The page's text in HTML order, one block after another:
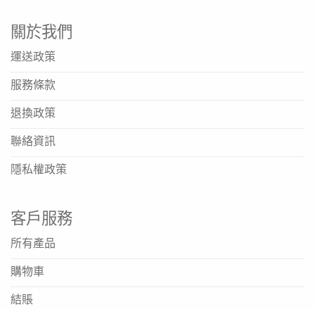
能量: 每支提供2千卡
特色成分: 添加膳食纖維
產地資訊: 品牌總部位於德國，香港由Fresenius Kabi
Asia Pacific Ltd. 及 Fresenius Kabi Hong Kong Ltd.
https://www.fresenius-kabi.com/hk
https://fresenius-kabi.com/hk
Fresenius Kabi 2kcal 營養奶適合哪些人士飲用？
關於我們
運送政策
服務條款
退換政策
聯絡資訊
隱私權政策
客戶服務
所有產品
購物車
結賬